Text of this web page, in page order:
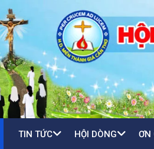
TIN TỨC HỘI DÒNG ƠN